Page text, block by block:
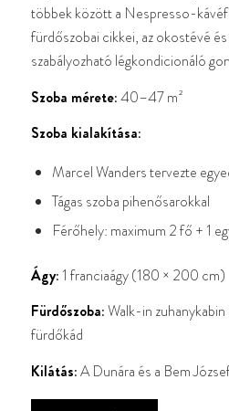
többek között a Nespresso-
fürdőszobai cikkei, az okostévé és
szabályozható légkondicionáló
Szoba mérete:40–47 m²
Szoba kialakítása:
Marcel Wanders tervezte
Tágas szoba pihenősarokkal
Férőhely: maximum 2 fő + 1
Ágy: 1 franciaágy (180 × 200 cm)
Fürdőszoba:Walk-in
fürdőkád
Kilátás:A Dunára és a Bem